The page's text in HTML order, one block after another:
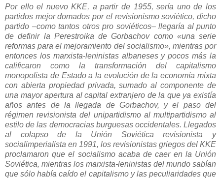
Por ello el nuevo KKE, a partir de 1955, sería uno de los
partidos mejor domados por el revisionismo soviético, dicho
partido –como tantos otros pro soviéticos– llegaría al punto
de definir la Perestroika de Gorbachov como «una serie
reformas para el mejoramiento del socialismo», mientras por
entonces los marxista-leninistas albaneses y pocos más la
calificaron como la transformación del capitalismo
monopolista de Estado a la evolución de la economía mixta
con abierta propiedad privada, sumado al componente de
una mayor apertura al capital extranjero de la que ya existía
años antes de la llegada de Gorbachov, y el paso del
régimen revisionista del unipartidismo al multipartidismo al
estilo de las democracias burguesas occidentales. Llegados
al colapso de la Unión Soviética revisionista y
socialimperialista en 1991, los revisionistas griegos del KKE
proclamaron que el socialismo acaba de caer en la Unión
Soviética, mientras los marxista-leninistas del mundo sabían
que sólo había caído el capitalismo y las peculiaridades que